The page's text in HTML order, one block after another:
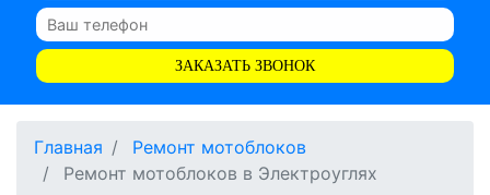
ЗАКАЗАТЬ ЗВОНОК
Главная
Ремонт мотоблоков
Ремонт мотоблоков в Электроуглях